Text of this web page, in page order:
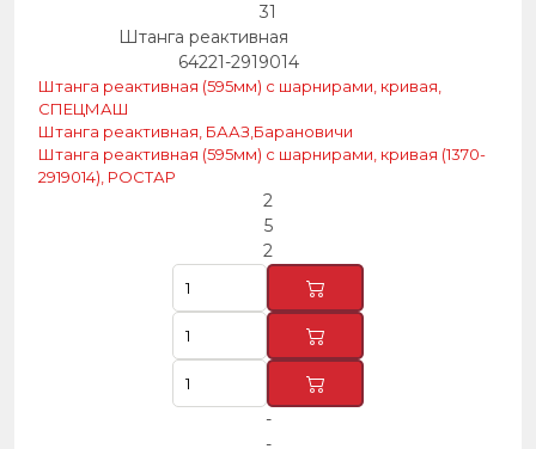
31
Штанга реактивная
64221-2919014
Штанга реактивная (595мм) с шарнирами, кривая,
СПЕЦМАШ
Штанга реактивная, БААЗ,Барановичи
Штанга реактивная (595мм) с шарнирами, кривая (1370-
2919014), РОСТАР
2
5
2
-
-